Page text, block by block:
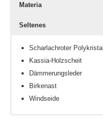
Materia
Seltenes
Scharlachroter Polykristall
Kassia-Holzscheit
Dämmerungsleder
Birkenast
Windseide